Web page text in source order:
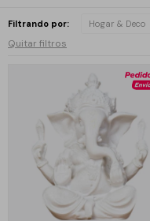
Filtrando por: Hogar & Deco
Quitar filtros